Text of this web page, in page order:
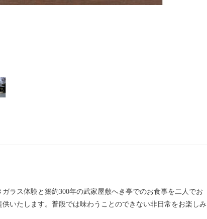
ガラス体験と築約300年の武家屋敷へき亭でのお食事を二人でお
いたします。普段では味わうことのできない非日常をお楽しみ